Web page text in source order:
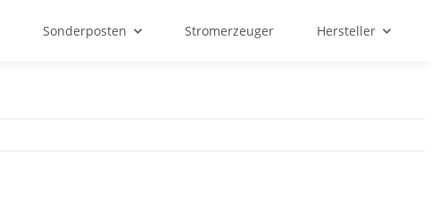
Sonderposten Stromerzeuger Hersteller